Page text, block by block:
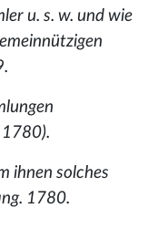
u. s. w. und wie
ihnen solches
1780.